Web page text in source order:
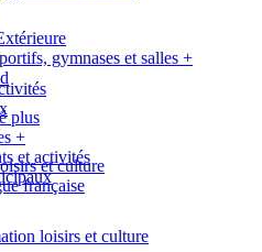
et culture
française
gymnases et salles +
plus
+
et activités
loisirs et culture